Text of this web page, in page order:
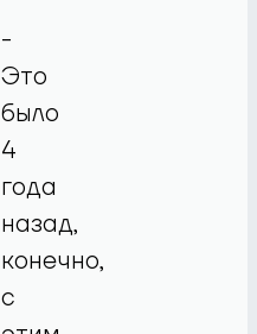
-
Это
было
4
года
назад,
конечно,
с